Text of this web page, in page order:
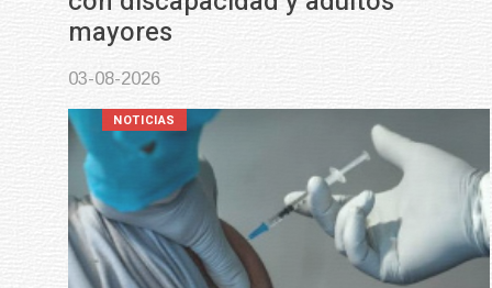
mayores
03-08-2026
NOTICIAS